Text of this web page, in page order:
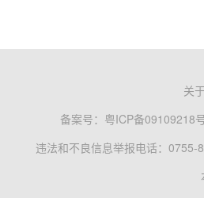
关
备案号： 粤ICP备09109218
违法和不良信息举报电话：0755-